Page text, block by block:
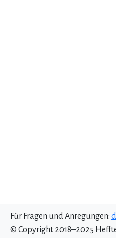
Für Fragen und Anregungen:
© Copyright 2018–2025